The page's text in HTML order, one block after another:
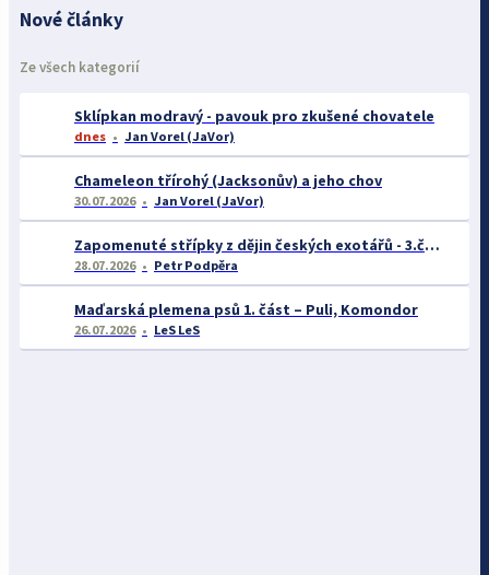
Nové články
Ze všech kategorií
Sklípkan modravý - pavouk pro zkušené chovatele
dnes Jan Vorel (JaVor)
Chameleon třírohý (Jacksonův) a jeho chov
30.07.2026 Jan Vorel (JaVor)
Zapomenuté střípky z dějin českých exotářů - 3.část
28.07.2026 Petr Podpěra
Maďarská plemena psů 1. část – Puli, Komondor
26.07.2026 LeS LeS